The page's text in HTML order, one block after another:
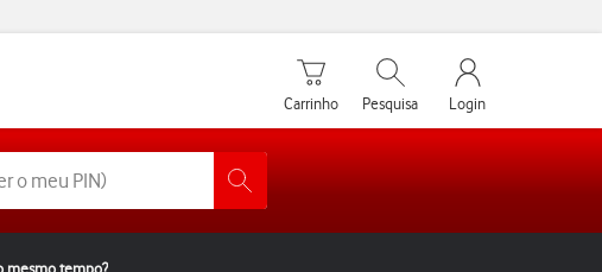
Carrinho de compras
Carrinho
Pesquisar
Pesquisa
My Vodafone
Login
mesmo tempo?